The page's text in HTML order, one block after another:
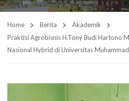
Home Berita
Akademik
Praktisi Agrobisnis H.Tony Budi Hartono
Nasional Hybrid di Universitas